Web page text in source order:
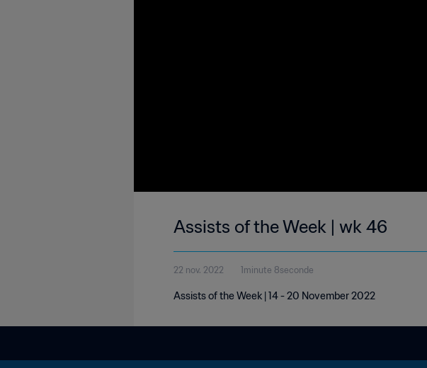
Assists of the Week | wk 46
22 nov. 2022 1minute 8seconde
Assists of the Week | 14 - 20 November 2022